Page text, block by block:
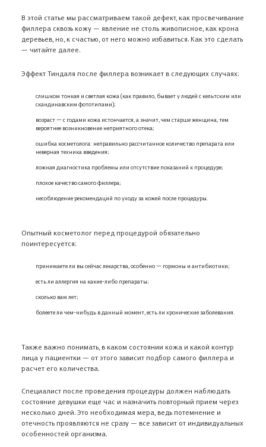
В этой статье мы рассматриваем такой дефект, как просвечивание
филлера сквозь кожу — явление не столь живописное, как крона
деревьев, но, к счастью, от него можно избавиться. Как это сделать
— читайте далее.
Эффект Тиндаля после филлера возникает в следующих случаях:
слишком тонкая и светлая кожа (как правило, бывает у людей с кельтским или
скандинавским фототипами);
возраст — с годами кожа истончается, а значит, чем старше женщина, тем
вероятнее возникновение неприятного отека;
ошибка косметолога: неправильно рассчитанное количество препарата или
неверная техника введения;
ложная диагностика проблемы или отсутствие показаний к процедуре;
плохое качество самого филлера;
несоблюдение рекомендаций по уходу за кожей после процедуры.
Опытный косметолог перед процедурой обязательно
поинтересуется:
принимаете ли вы сейчас лекарства, особенно — гормоны и антибиотики;
есть ли аллергия на какие-либо препараты;
сколько вам лет;
болеете ли чем-нибудь в данный момент, есть ли хронические заболевания.
Также важно понимать, в каком состоянии кожа и какой контур
лица у пациентки — от этого зависит подбор самого филлера и
расчет его количества.
Специалист после проведения процедуры должен наблюдать
состояние девушки еще час и назначить повторный прием через
несколько дней. Это необходимая мера, ведь потемнение и
отечность проявляются не сразу — все зависит от индивидуальных
особенностей организма.